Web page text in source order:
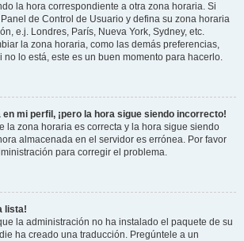
la hora correspondiente a otra zona horaria. Si
de Control de Usuario y defina su zona horaria
e.j. Londres, París, Nueva York, Sydney, etc.
la zona horaria, como las demás preferencias,
no lo está, este es un buen momento para hacerlo.
mi perfil, ¡pero la hora sigue siendo incorrecto!
la zona horaria es correcta y la hora sigue siendo
almacenada en el servidor es errónea. Por favor
para corregir el problema.
lista!
la administración no ha instalado el paquete de su
ha creado una traducción. Pregúntele a un